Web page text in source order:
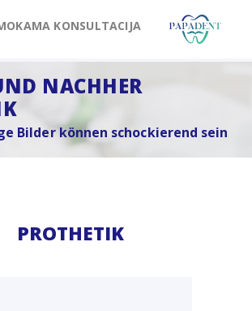
KONSULTACIJA
NACHHER
Bilder können schockierend sein
PROTHETIK